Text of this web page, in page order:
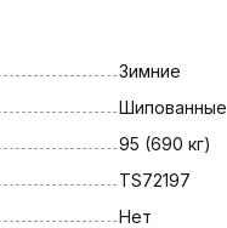
Зимние
Шипованные
95 (690 кг)
TS72197
Нет